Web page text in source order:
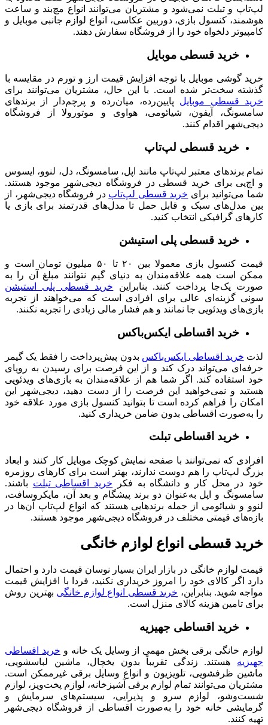
لپ‌تاپ و تبلت‌ نمی‌شود و مشتریان می‌توانند انواع مچ‌بند و ساعت
هوشمند، کنسول بازی، دوربین عکاسی، انواع لوازم جانبی موبایل و
کامپیوتر دلخواه خود را از فروشگاه سفارش دهند.
خرید قسطی موبایل
خرید گوشی موبایل با توجه افزایش قیمت ارز و تورم در مقایسه با
گذشته سخت‌تر شده است. با این حال، مشتریان می‌توانند برای
خرید قسطی موبایل
پایین‌رده، میان‌رده و پرچم‌دار از برندهای
سامسونگ، آیفون، شیائومی، هواوی و موتورولا از فروشگاه
دیجی‌شهر اقدام کنند.
خرید قسطی لپ‌تاپ
تمام برندهای معتبر لپ‌تاپ مانند اپل، سامسونگ، دل، لنوو، ایسوس
و اچ‌پی برای خرید قسطی در فروشگاه دیجی‌شهر موجود هستند.
شما می‌توانید برای خرید قسطی لپ‌تاپ در فروشگاه دیجی‌شهر، از
بین مدل‌های سبک و قابل حمل تا مدل‌های قدرتمند برای بازی یا
کارهای گرافیکی انتخاب کنید.
خرید قسطی پلی استیشن
قیمت کنسول‌ بازی معمولا بین ۲۰ تا ۵۰ میلیون تومان است و
ممکن است همه علاقه‌مندان به دنیای گیم نتوانند مبلغ آن را به
صورت یک‌جا پرداخت کنند. بنابراین
خرید قسطی پلی‌ استیشن
سونی گزینه‌ای عالی برای افرادی است که می‌خواهند از تجربه
بازی‌های ویدئویی جا نمانند و هم فشار مالی زیادی را تجربه نکنند.
خرید اقساطی ایکس‌باکس
لذت خرید اقساطی ایکس‌باکس بدون پیش‌پرداخت را فقط یک گیمر
حرفه‌ای می‌تواند درک کند و از این فرصت برای رسیدن به رویای
خود استفاده کند. اگر شما هم از علاقه‌مندان به بازی‌های ویدئویی
هستید و نمی‌خواهید این فرصت را از دست دهید، دیجی‌شهر این
امکان را فراهم کرده است تا بتوانید کنسول بازی مورد علاقه خود
را به‌صورت اقساطی بدون ضامن خریداری کنید.
خرید اقساطی تبلت
افرادی که نمی‌توانند با صفحه نمایش کوچک موبایل کار کنند و ابعاد
بزرگ لپ‌تاپ را هم دوست ندارند، بهتر است برای کارهای روزمره
خود در محل کار و دانشگاه به فکر
خرید اقساطی تبلت باشند.
سامسونگ و اپل به‌عنوان دو برند پیشگام و بعد آن، مایکروسافت،
لنوو و شیائومی از جمله برندهایی هستند که انواع لپ‌تاپ آن‌ها در
بازه‌های قیمتی مختلف در فروشگاه دیجی‌شهر موجود هستند.
خرید قسطی انواع لوازم خانگی
قیمت لوازم خانگی در بازار ایران بسیار نوسان قیمت دارد و احتمال
دارد اگر کالای خود را امروز خریداری نکنید، فردا با افزایش قیمت
مواجه شوید. بنابراین، خرید قسطی انواع لوازم خانگی بهترین روش
برای تامین هزینه کالای منزل است.
خرید اقساطی جهیزیه
لوازم خانگی برقی بخش مهمی از وسایل یک خانه و خرید اقساطی
جهیزیه
هستند. زندگی تقریباً بدون یخچال، ماشین لباسشویی،
ماشین ظرفشویی، تلویزیون و انواع وسایل برقی غیرممکن است.
مشتریان می‌توانند تمام لوازم برقی آشپزخانه، لوازم پخت‌وپز، لوازم
شست‌وشو، لوازم سرو و پذیرایی، سیستم‌های سرمایش و
گرمایشی خانه خود را به‌صورت اقساطی از فروشگاه دیجی‌شهر
تهیه کنند.